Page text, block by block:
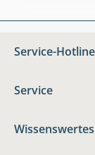
Service-Hotline
Service
Wissenswertes